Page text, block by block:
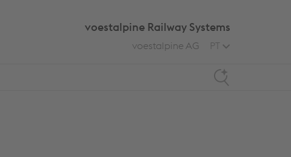
Search
voestalpine Railway Systems
PT
voestalpine AG